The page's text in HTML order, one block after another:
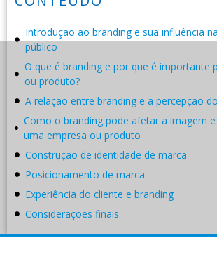
Introdução ao branding e sua influência
público
O que é branding e por que é importante
ou produto?
A relação entre branding e a percepção
Como o branding pode afetar a imagem
uma empresa ou produto
Construção de identidade de marca
Posicionamento de marca
Experiência do cliente e branding
Considerações finais